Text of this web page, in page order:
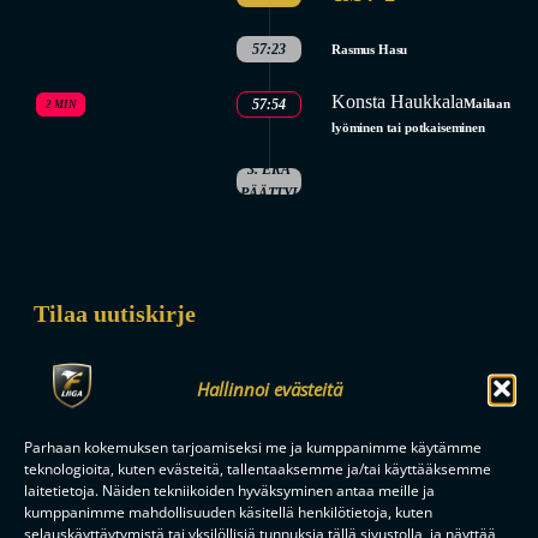
Hallinnoi evästeitä
Parhaan kokemuksen tarjoamiseksi me ja kumppanimme käytämme
teknologioita, kuten evästeitä, tallentaaksemme ja/tai käyttääksemme
laitetietoja. Näiden tekniikoiden hyväksyminen antaa meille ja
kumppanimme mahdollisuuden käsitellä henkilötietoja, kuten
selauskäyttäytymistä tai yksilöllisiä tunnuksia tällä sivustolla, ja näyttää
57:23 Rasmus Hasu
57:54 Konsta HaukkalaMailaan
lyöminen tai potkaiseminen
2 MIN
3. ERÄ
PÄÄTTYI
Tilaa uutiskirje
ratkaisuhetkiin asti.